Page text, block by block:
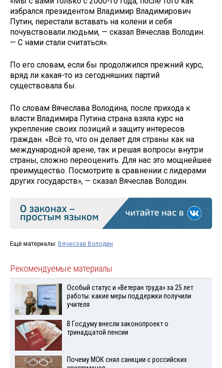
избрался президентом Владимир Владимирович
Путин, перестали вставать на колени и себя
почувствовали людьми, — сказал Вячеслав Володин.
— С нами стали считаться».
По его словам, если бы продолжился прежний курс,
вряд ли какая-то из сегодняшних партий
существовала бы.
По словам Вячеслава Володина, после прихода к
власти Владимира Путина страна взяла курс на
укрепление своих позиций и защиту интересов
граждан. «Всё то, что он делает для страны как на
международной арене, так и решая вопросы внутри
страны, сложно переоценить. Для нас это мощнейшее
преимущество. Посмотрите в сравнении с лидерами
других государств», — сказал Вячеслав Володин.
Ещё материалы: Вячеслав Володин
Рекомендуемые материалы
Особый статус и «Ветеран труда» за 25 лет
работы: какие меры поддержки получили
учителя
В Госдуму внесли законопроект о
тринадцатой пенсии
Почему МОК снял санкции с российских